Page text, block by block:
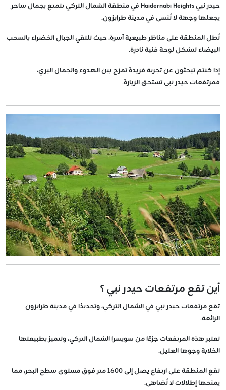
حيدر نبي Haidernabi Heights في منطقة الشمال التركي تتمتع بجمال ساحر
يجعلها وجهة لا تُنسى في مدينة طرابزون.
تُطل المنطقة على مناظر طبيعية آسرة، حيث تلتقي الجبال الخضراء بالسحب
البيضاء لتشكل لوحة فنية نادرة.
إذا كنتم تبحثون عن تجربة فريدة تمزج بين الهدوء والجمال البري،
فمرتفعات حيدر نبي تستحق الزيارة.
أين تقع مرتفعات حيدر نبي ؟
تقع مرتفعات حيدر نبي في الشمال التركي، وتحديدًا في مدينة طرابزون
الرائعة.
تعتبر هذه المرتفعات جزءًا من سويسرا الشمال التركي، وتتميز بطبيعتها
الخلابة وجوها العليل.
تقع المنطقة على ارتفاع يصل إلى 1600 متر فوق مستوى سطح البحر، مما
يمنحها إطلالات لا تُضاهى.